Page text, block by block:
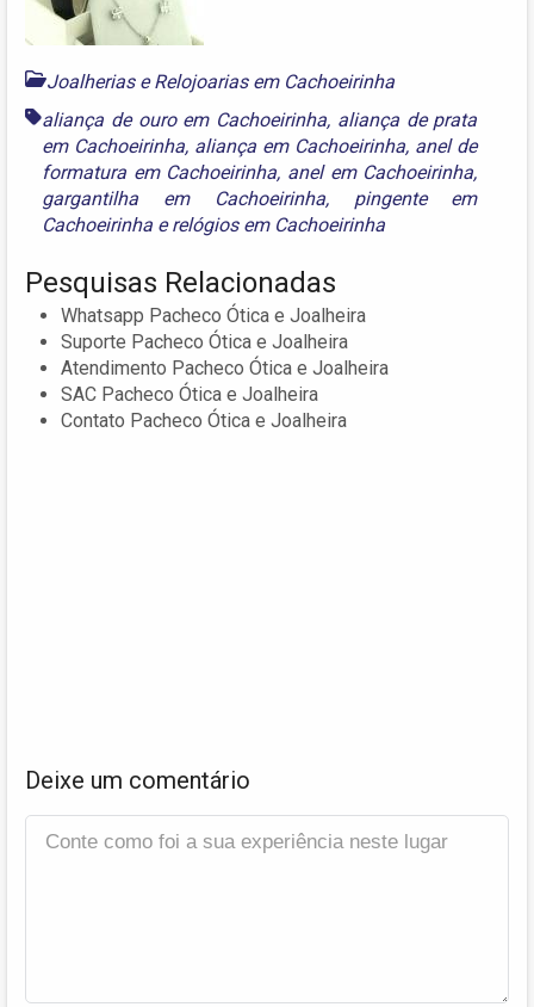
Joalherias e Relojoarias em Cachoeirinha
aliança de ouro em Cachoeirinha, aliança de prata
em Cachoeirinha, aliança em Cachoeirinha, anel de
formatura em Cachoeirinha, anel em Cachoeirinha,
gargantilha em Cachoeirinha, pingente em
Cachoeirinha erelógios em Cachoeirinha
Pesquisas Relacionadas
Whatsapp Pacheco Ótica e Joalheira
Suporte Pacheco Ótica e Joalheira
Atendimento Pacheco Ótica e Joalheira
SAC Pacheco Ótica e Joalheira
Contato Pacheco Ótica e Joalheira
Deixe um comentário